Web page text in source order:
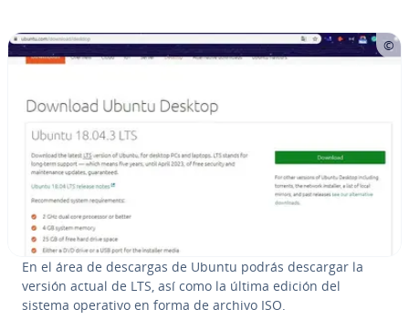
En el área de descargas de Ubuntu podrás descargar la
versión actual de LTS, así como la última edición del
sistema operativo en forma de archivo ISO.